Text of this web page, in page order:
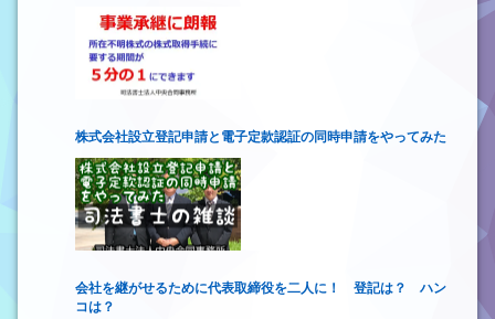
株式会社設立登記申請と電子定款認証の同時申請をやってみた
会社を継がせるために代表取締役を二人に！ 登記は？ ハン
コは？